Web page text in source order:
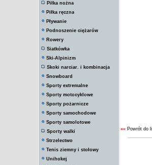
Piłka nożna
Piłka ręczna
Pływanie
Podnoszenie ciężarów
Rowery
Siatkówka
Ski-Alpinizm
Skoki narciar. i kombinacja
Snowboard
Sporty extremalne
Sporty motocyklowe
Sporty pożarnicze
Sporty samochodowe
Sporty samolotowe
Sporty walki
Strzelectwo
Tenis ziemny i stołowy
Unihokej
«« Powrót do